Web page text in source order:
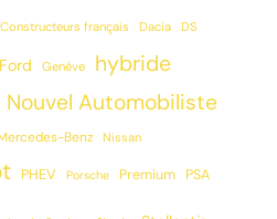
Constructeurs français Dacia DS
Ford Genève hybride
Nouvel Automobiliste
Benz Nissan
PHEV Porsche Premium PSA